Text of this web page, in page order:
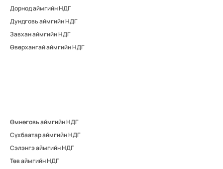
Дорнод аймгийн НДГ
Дундговь аймгийн НДГ
Завхан аймгийн НДГ
Өвөрхангай аймгийн НДГ
Өмнөговь аймгийн НДГ
Сүхбаатар аймгийн НДГ
Сэлэнгэ аймгийн НДГ
Төв аймгийн НДГ